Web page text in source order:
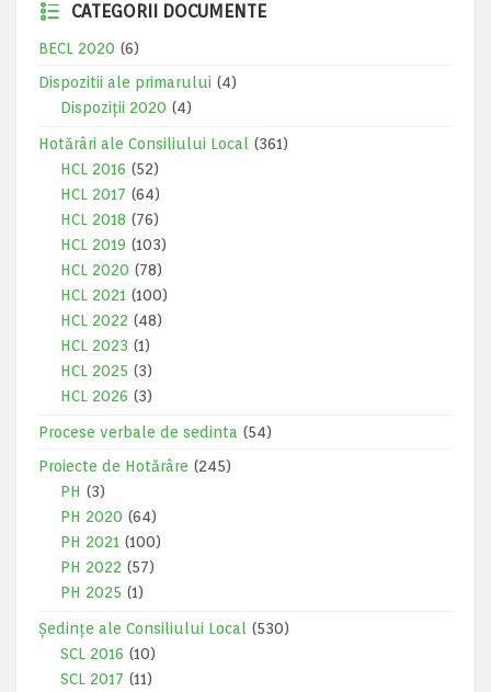
CATEGORII DOCUMENTE
BECL 2020 (6)
Dispozitii ale primarului (4)
Dispoziții 2020 (4)
Hotărâri ale Consiliului Local
(361)
HCL 2016 (52)
HCL 2017 (64)
HCL 2018 (76)
HCL 2019 (103)
HCL 2020 (78)
HCL 2021 (100)
HCL 2022 (48)
HCL 2023 (1)
HCL 2025 (3)
HCL 2026 (3)
Procese verbale de sedinta (54)
Proiecte de Hotărâre (245)
PH (3)
PH 2020 (64)
PH 2021 (100)
PH 2022 (57)
PH 2025 (1)
Ședințe ale Consiliului Local
(530)
SCL 2016 (10)
SCL 2017 (11)